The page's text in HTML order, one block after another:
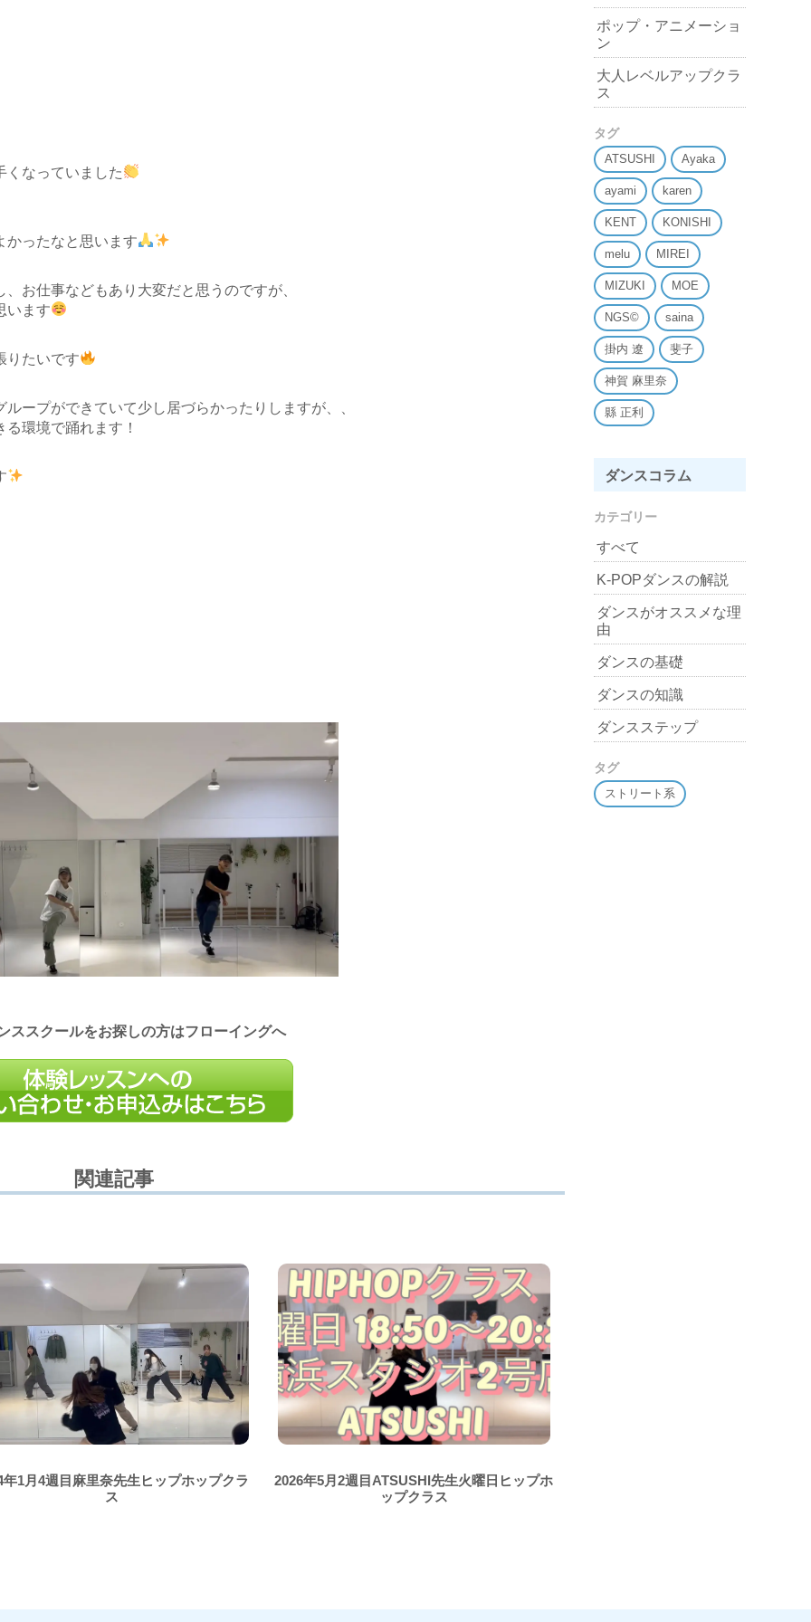
くなっていました
かったなと思います
お仕事などもあり大変だと思うのですが、
います
りたいです
ープができていて少し居づらかったりしますが、、
環境で踊れます！
ススクールをお探しの方はフローイングへ
関連記事
年1月4週目麻里奈先生ヒップホップクラ
ス
2026年5月2週目ATSUSHI先生火曜日ヒップホ
ップクラス
ポップ・アニメーショ
ン
大人レベルアップクラ
ス
タグ
ATSUSHI Ayaka
ayami karen
KENT KONISHI
melu MIREI
MIZUKI MOE
NGS© saina
掛内 遼 斐子
神賀 麻里奈
縣 正利
ダンスコラム
カテゴリー
すべて
K-POPダンスの解説
ダンスがオススメな理
由
ダンスの基礎
ダンスの知識
ダンスステップ
タグ
ストリート系